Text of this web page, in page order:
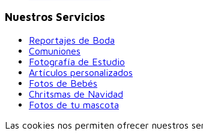
Nuestros Servicios
Reportajes de Boda
Comuniones
Fotografía de Estudio
Artículos personalizados
Fotos de Bebés
Chritsmas de Navidad
Fotos de tu mascota
Las cookies nos permiten ofrecer nuestros